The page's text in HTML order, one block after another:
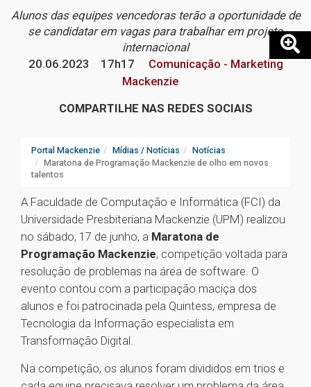
Alunos das equipes vencedoras terão a oportunidade de
se candidatar em vagas para trabalhar em projeto
internacional
20.06.2023
17h17
Comunicação - Marketing
Mackenzie
COMPARTILHE NAS REDES SOCIAIS
Portal Mackenzie Mídias / Notícias
Notícias
Maratona de Programação Mackenzie de olho em novos
talentos
A Faculdade de Computação e Informática (FCI) da
Universidade Presbiteriana Mackenzie (UPM) realizou
no sábado, 17 de junho, a Maratona de
Programação Mackenzie, competição voltada para
resolução de problemas na área de software. O
evento contou com a participação maciça dos
alunos e foi patrocinada pela Quintess, empresa de
Tecnologia da Informação especialista em
Transformação Digital.
Na competição, os alunos foram divididos em trios e